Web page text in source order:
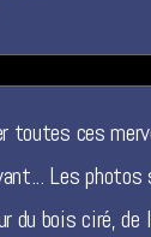
toutes ces
Les photos
du bois ciré,